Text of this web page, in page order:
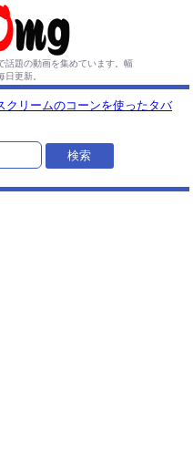
題の動画を集めています。 幅
日更新。
クリームのコーンを使ったタバ